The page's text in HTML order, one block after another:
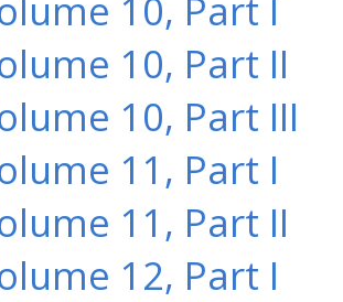
10, Part II
10, Part III
11, Part I
11, Part II
12, Part I